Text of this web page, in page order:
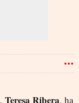
Teresa Ribera, ha